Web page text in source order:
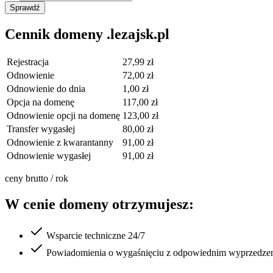
Sprawdź
Cennik domeny .lezajsk.pl
Rejestracja
27,99 zł
Odnowienie
72,00 zł
Odnowienie do dnia
1,00 zł
Opcja na domenę
117,00 zł
Odnowienie opcji na domenę 123,00 zł
Transfer wygasłej
80,00 zł
Odnowienie z kwarantanny
91,00 zł
Odnowienie wygasłej
91,00 zł
ceny brutto / rok
W cenie domeny otrzymujesz:
Wsparcie techniczne 24/7
Powiadomienia o wygaśnięciu z odpowiednim